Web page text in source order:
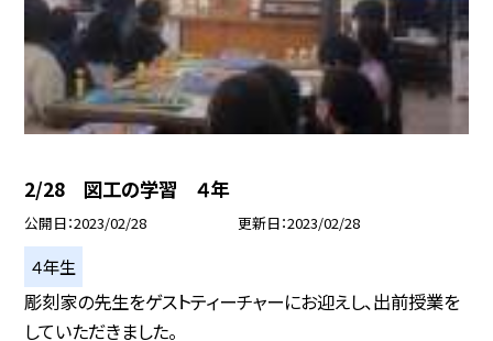
2/28 図工の学習 ４年
公開日 2023/02/28 更新日 2023/02/28
４年生
彫刻家の先生をゲストティーチャーにお迎えし、出前授業を
していただきました。